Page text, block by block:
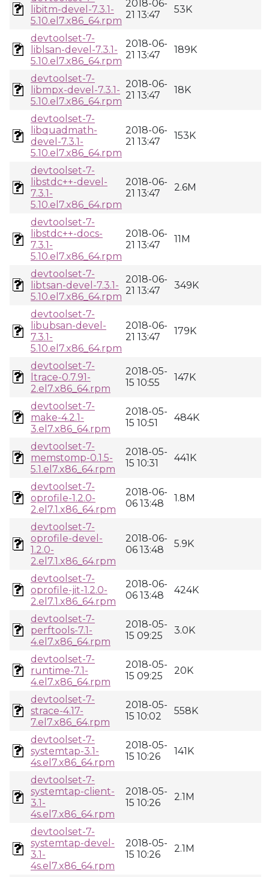
libitm-devel-7.3.1-
5.10.el7.x86_64.rpm
2018-06-
21 13:47
53K
devtoolset-7-
liblsan-devel-7.3.1-
5.10.el7.x86_64.rpm
2018-06-
21 13:47
189K
devtoolset-7-
libmpx-devel-7.3.1-
5.10.el7.x86_64.rpm
2018-06-
21 13:47
18K
devtoolset-7-
libquadmath-
devel-7.3.1-
5.10.el7.x86_64.rpm
2018-06-
21 13:47
153K
devtoolset-7-
libstdc++-devel-
7.3.1-
5.10.el7.x86_64.rpm
2018-06-
21 13:47
2.6M
devtoolset-7-
libstdc++-docs-
7.3.1-
5.10.el7.x86_64.rpm
2018-06-
21 13:47
11M
devtoolset-7-
libtsan-devel-7.3.1-
5.10.el7.x86_64.rpm
2018-06-
21 13:47
349K
devtoolset-7-
libubsan-devel-
7.3.1-
5.10.el7.x86_64.rpm
2018-06-
21 13:47
179K
devtoolset-7-
ltrace-0.7.91-
2.el7.x86_64.rpm
2018-05-
15 10:55
147K
devtoolset-7-
make-4.2.1-
3.el7.x86_64.rpm
2018-05-
15 10:51
484K
devtoolset-7-
memstomp-0.1.5-
5.1.el7.x86_64.rpm
2018-05-
15 10:31
441K
devtoolset-7-
oprofile-1.2.0-
2.el7.1.x86_64.rpm
2018-06-
06 13:48
1.8M
devtoolset-7-
oprofile-devel-
1.2.0-
2.el7.1.x86_64.rpm
2018-06-
06 13:48
5.9K
devtoolset-7-
oprofile-jit-1.2.0-
2.el7.1.x86_64.rpm
2018-06-
06 13:48
424K
devtoolset-7-
perftools-7.1-
4.el7.x86_64.rpm
2018-05-
15 09:25
3.0K
devtoolset-7-
runtime-7.1-
4.el7.x86_64.rpm
2018-05-
15 09:25
20K
devtoolset-7-
strace-4.17-
7.el7.x86_64.rpm
2018-05-
15 10:02
558K
devtoolset-7-
systemtap-3.1-
4s.el7.x86_64.rpm
2018-05-
15 10:26
141K
devtoolset-7-
systemtap-client-
3.1-
4s.el7.x86_64.rpm
2018-05-
15 10:26
2.1M
devtoolset-7-
systemtap-devel-
3.1-
4s.el7.x86_64.rpm
2018-05-
15 10:26
2.1M